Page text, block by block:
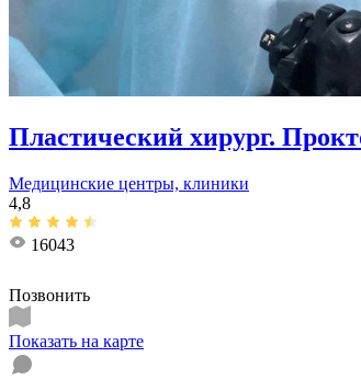
Пластический хирург.
Медицинские центры, клиники
4,8
16043
Позвонить
Показать на карте